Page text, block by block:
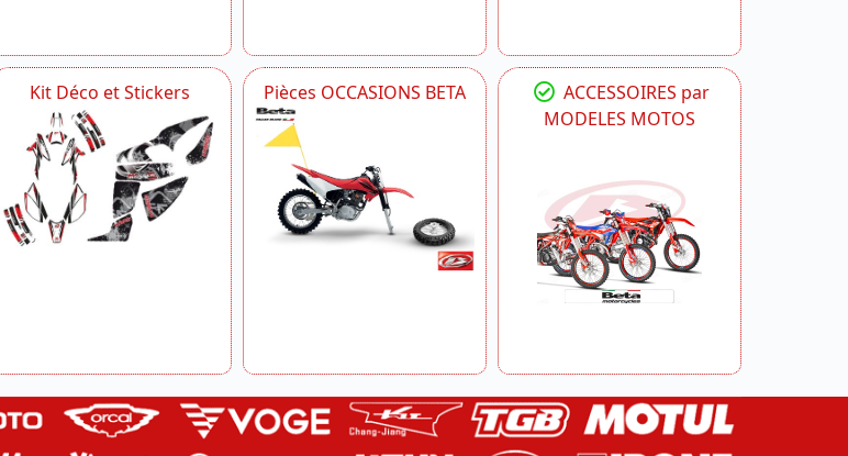
Kit Déco et Stickers Pièces OCCASIONS BETA
ACCESSOIRES par
MODELES MOTOS